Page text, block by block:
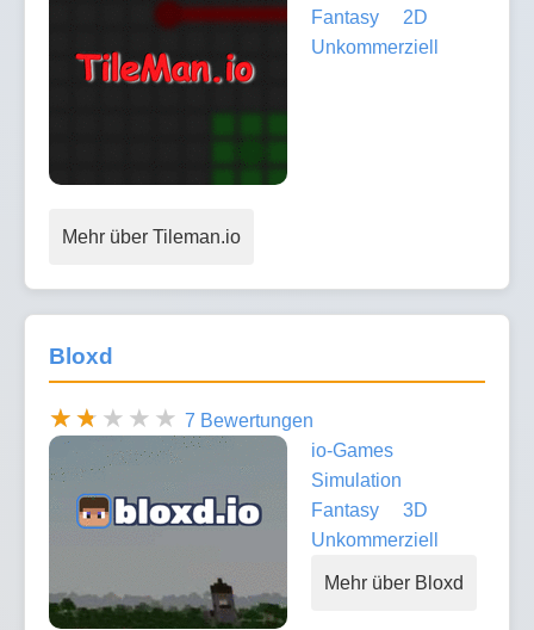
Fantasy
2D
Unkommerziell
Mehr über Tileman.io
Bloxd
7 Bewertungen
io-Games
Simulation
Fantasy
3D
Unkommerziell
Mehr über Bloxd